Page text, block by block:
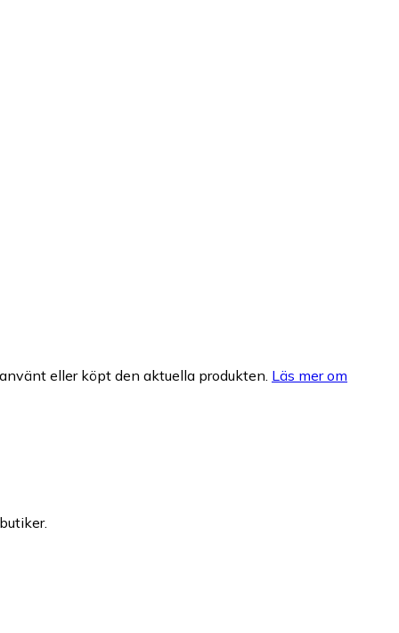
eller köpt den aktuella produkten. Läs mer om